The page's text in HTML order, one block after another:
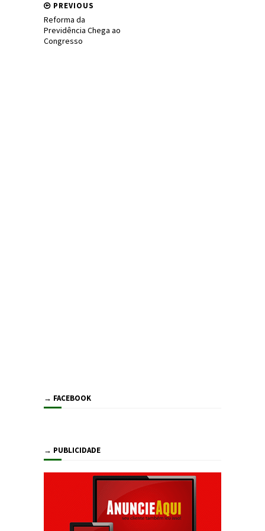
PREVIOUS
Reforma da
Previdência Chega ao
Congresso
→ FACEBOOK
→ PUBLICIDADE